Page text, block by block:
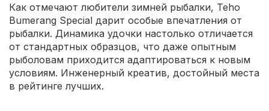
Как отмечают любители зимней рыбалки, Teho
Bumerang Special дарит особые впечатления от
рыбалки. Динамика удочки настолько отличается
от стандартных образцов, что даже опытным
рыболовам приходится адаптироваться к новым
условиям. Инженерный креатив, достойный места
в рейтинге лучших.